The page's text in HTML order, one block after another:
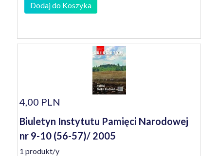
Dodaj do Koszyka
4,00 PLN
Biuletyn Instytutu Pamięci Narodowej
nr 9-10 (56-57)/ 2005
1 produkt/y